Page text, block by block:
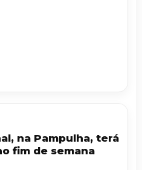
na Pampulha, terá
fim de semana